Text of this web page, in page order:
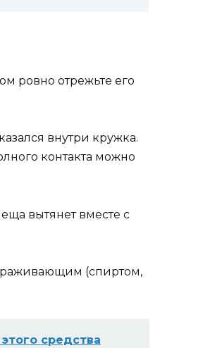
ровно отрежьте его
внутри кружка.
контакта можно
вытянет вместе с
(спиртом,
средства